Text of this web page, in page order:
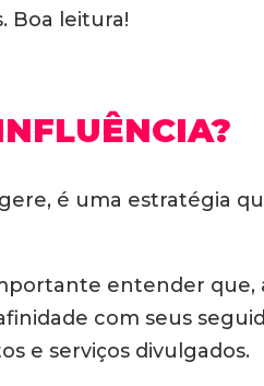
Boa leitura!
é uma estratégia
entender
com seus
e serviços divulgados.